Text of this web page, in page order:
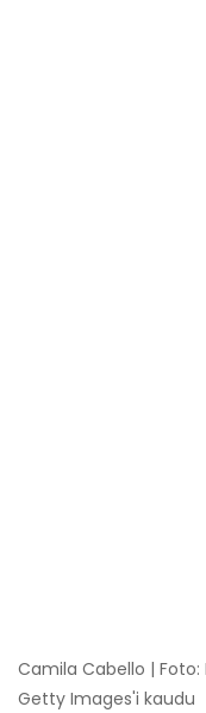
Camila Cabello |
Getty Images'i kaudu